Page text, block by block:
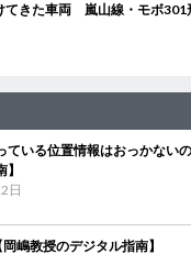
てきた車両 嵐山線・モボ301
ている位置情報はおっかない
日
嶋教授のデジタル指南】